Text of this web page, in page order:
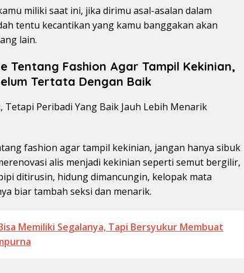
miliki saat ini, jika dirimu asal-asalan dalam
tentu kecantikan yang kamu banggakan akan
lain.
Tentang Fashion Agar Tampil Kekinian,
Tertata Dengan Baik
fashion agar tampil kekinian, jangan hanya sibuk
alis menjadi kekinian seperti semut bergilir,
ditirusin, hidung dimancungin, kelopak mata
biar tambah seksi dan menarik.
Memiliki Segalanya, Tapi Bersyukur Membuat